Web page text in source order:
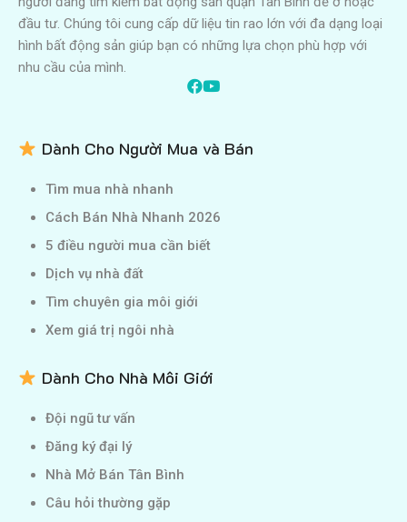
đầu tư. Chúng tôi cung cấp dữ liệu tin rao lớn với đa dạng loại
hình bất động sản giúp bạn có những lựa chọn phù hợp với
nhu cầu của mình.
Dành Cho Người Mua và Bán
Tìm mua nhà nhanh
Cách Bán Nhà Nhanh 2026
5 điều người mua cần biết
Dịch vụ nhà đất
Tìm chuyên gia môi giới
Xem giá trị ngôi nhà
Dành Cho Nhà Môi Giới
Đội ngũ tư vấn
Đăng ký đại lý
Nhà Mở Bán Tân Bình
Câu hỏi thường gặp